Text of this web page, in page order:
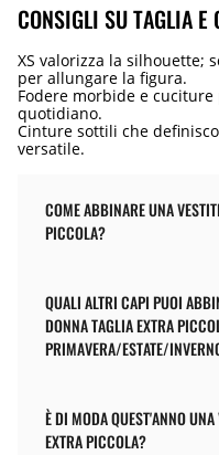
CONSIGLI SU TAGLIA E
XS valorizza la silhouette;
per allungare la figura.
Fodere morbide e
quotidiano.
Cinture sottili che
versatile.
COME ABBINARE UNA
PICCOLA?
QUALI ALTRI CAPI PUOI
DONNA TAGLIA EXTRA
PRIMAVERA/ESTATE/
È DI MODA QUEST'ANNO
EXTRA PICCOLA?